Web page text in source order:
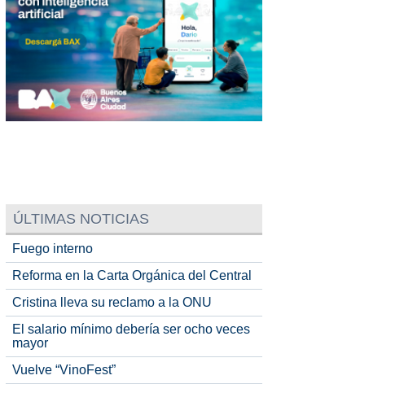
ÚLTIMAS NOTICIAS
Fuego interno
Reforma en la Carta Orgánica del Central
Cristina lleva su reclamo a la ONU
El salario mínimo debería ser ocho veces
mayor
Vuelve “VinoFest”